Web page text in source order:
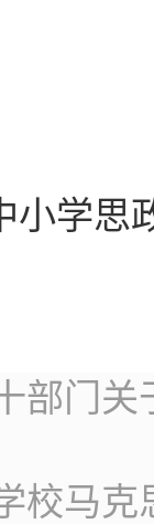
小学思
部门关
校马克